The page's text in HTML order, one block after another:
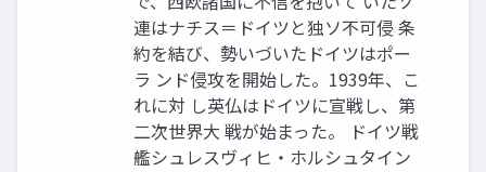
連はナチス＝ドイツと独ソ不可侵 条
約を結び、勢いづいたドイツはポー
ラ ンド侵攻を開始した。1939年、こ
れに対 し英仏はドイツに宣戦し、第
二次世界大 戦が始まった。 ドイツ戦
艦シュレスヴィヒ・ホルシュタイン